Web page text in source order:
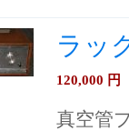
ラッ
120,000 円
真空管